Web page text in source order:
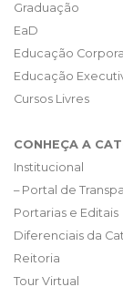
Graduação
EaD
Educação
Educação
Cursos Livres
CONHEÇA A
Institucional
– Portal de
Portarias e Editais
Diferenciais da
Reitoria
Tour Virtual